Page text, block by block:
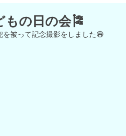
の日の会🎏
被って記念撮影をしました😄